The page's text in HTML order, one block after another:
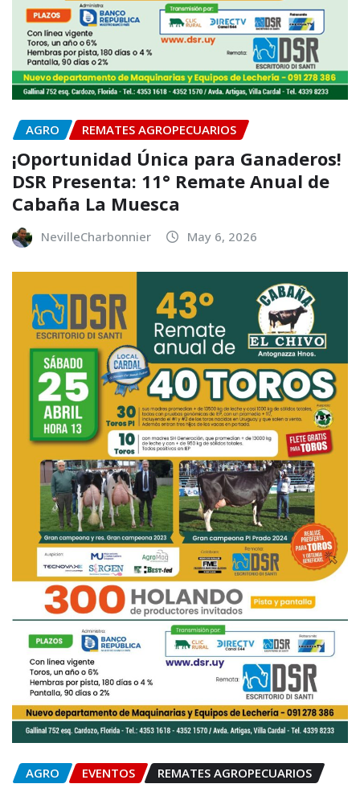
AGRO REMATES AGROPECUARIOS
¡Oportunidad Única para Ganaderos!
DSR Presenta: 11° Remate Anual de
Cabaña La Muesca
NevilleCharbonnier May 6, 2026
AGRO EVENTOS REMATES AGROPECUARIOS